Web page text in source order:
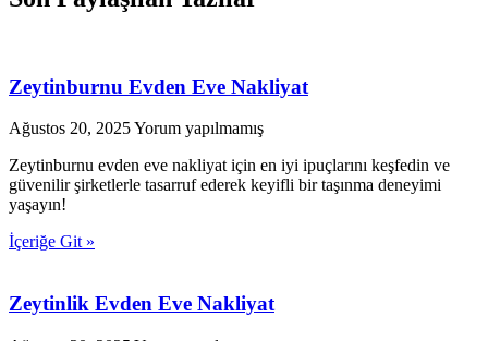
Zeytinburnu Evden Eve Nakliyat
Ağustos 20, 2025Yorum yapılmamış
Zeytinburnu evden eve nakliyat için en iyi ipuçlarını keşfedin ve
güvenilir şirketlerle tasarruf ederek keyifli bir taşınma deneyimi
yaşayın!
İçeriğe Git »
Zeytinlik Evden Eve Nakliyat